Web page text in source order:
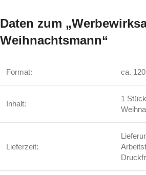
Daten zum
Weihnachtsmann“
Format: ca.
Inhalt:
1
Lieferzeit: